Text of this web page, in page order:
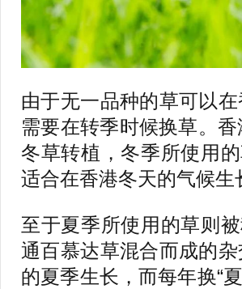
由于无一品种的草可以
需要在转季时候换草。
冬草转植，冬季所使用
适合在香港冬天的气候生
至于夏季所使用的草则
通百慕达草混合而成的
的夏季生长，而每年换“